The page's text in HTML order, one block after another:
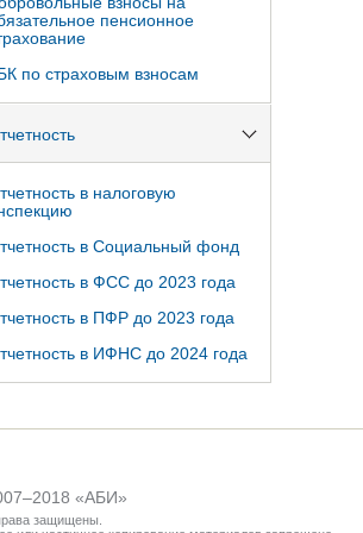
пенсионное
по страховым взносам
в налоговую
в Социальный фонд
в ФСС до 2023 года
в ПФР до 2023 года
в ИФНС до 2024 года
«АБИ»
защищены.